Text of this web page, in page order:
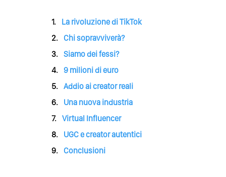
La rivoluzione di TikTok
Chi sopravviverà?
Siamo dei fessi?
9 milioni di euro
Addio ai creator reali
Una nuova industria
Virtual Influencer
UGC e creator autentici
Conclusioni